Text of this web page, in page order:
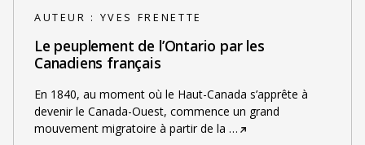
AUTEUR : YVES FRENETTE
Le peuplement de l’Ontario par les
Canadiens français
En 1840, au moment où le Haut-Canada s’apprête à
devenir le Canada-Ouest, commence un grand
mouvement migratoire à partir de la …